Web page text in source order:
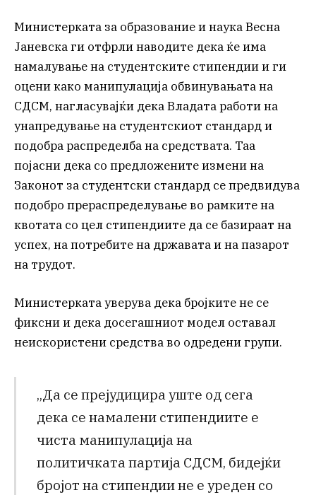
Министерката за образование и наука Весна
Јаневска ги отфрли наводите дека ќе има
намалување на студентските стипендии и ги
оцени како манипулација обвинувањата на
СДСМ, нагласувајќи дека Владата работи на
унапредување на студентскиот стандард и
подобра распределба на средствата. Таа
појасни дека со предложените измени на
Законот за студентски стандард се предвидува
подобро прераспределување во рамките на
квотата со цел стипендиите да се базираат на
успех, на потребите на државата и на пазарот
на трудот.
Министерката уверува дека бројките не се
фиксни и дека досегашниот модел оставал
неискористени средства во одредени групи.
„Да се прејудицира уште од сега
дека се намалени стипендиите е
чиста манипулација на
политичката партија СДСМ, бидејќи
бројот на стипендии не е уреден со